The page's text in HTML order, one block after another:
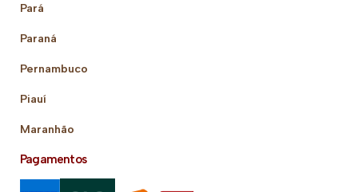
Pará
Paraná
Pernambuco
Piauí
Maranhão
Pagamentos